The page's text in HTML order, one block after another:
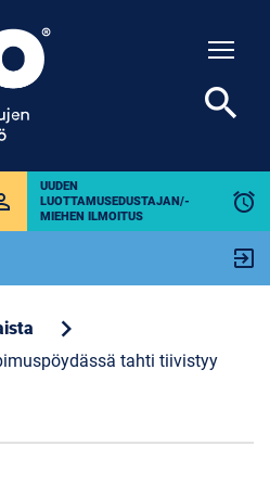
UUDEN
LUOTTAMUSEDUSTAJAN/-
MIEHEN ILMOITUS
alarm
exit_to_app
search
chevron_right
tahti tiivistyy